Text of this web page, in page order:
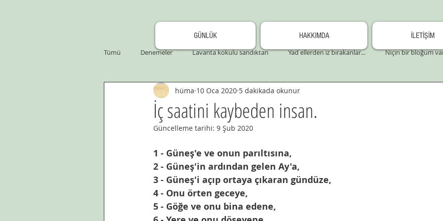
GÜNLÜK HAKKIMDA
İLETİŞİM
Tümü
Denemeler Lavanta kokulu sandıktan Yad ellerden iz bırakanlar... Niçin bir bloğum
İç saatini kaybeden insan.
hüma 10 Oca 2020 5 dakikada okunur
Güncelleme tarihi: 9 Şub 2020
1 - Güneş'e ve onun parıltısına,
2 - Güneş'in ardından gelen Ay'a,
3 - Güneş'i açıp ortaya çıkaran gündüze,
4 - Onu örten geceye,
5 - Göğe ve onu bina edene,